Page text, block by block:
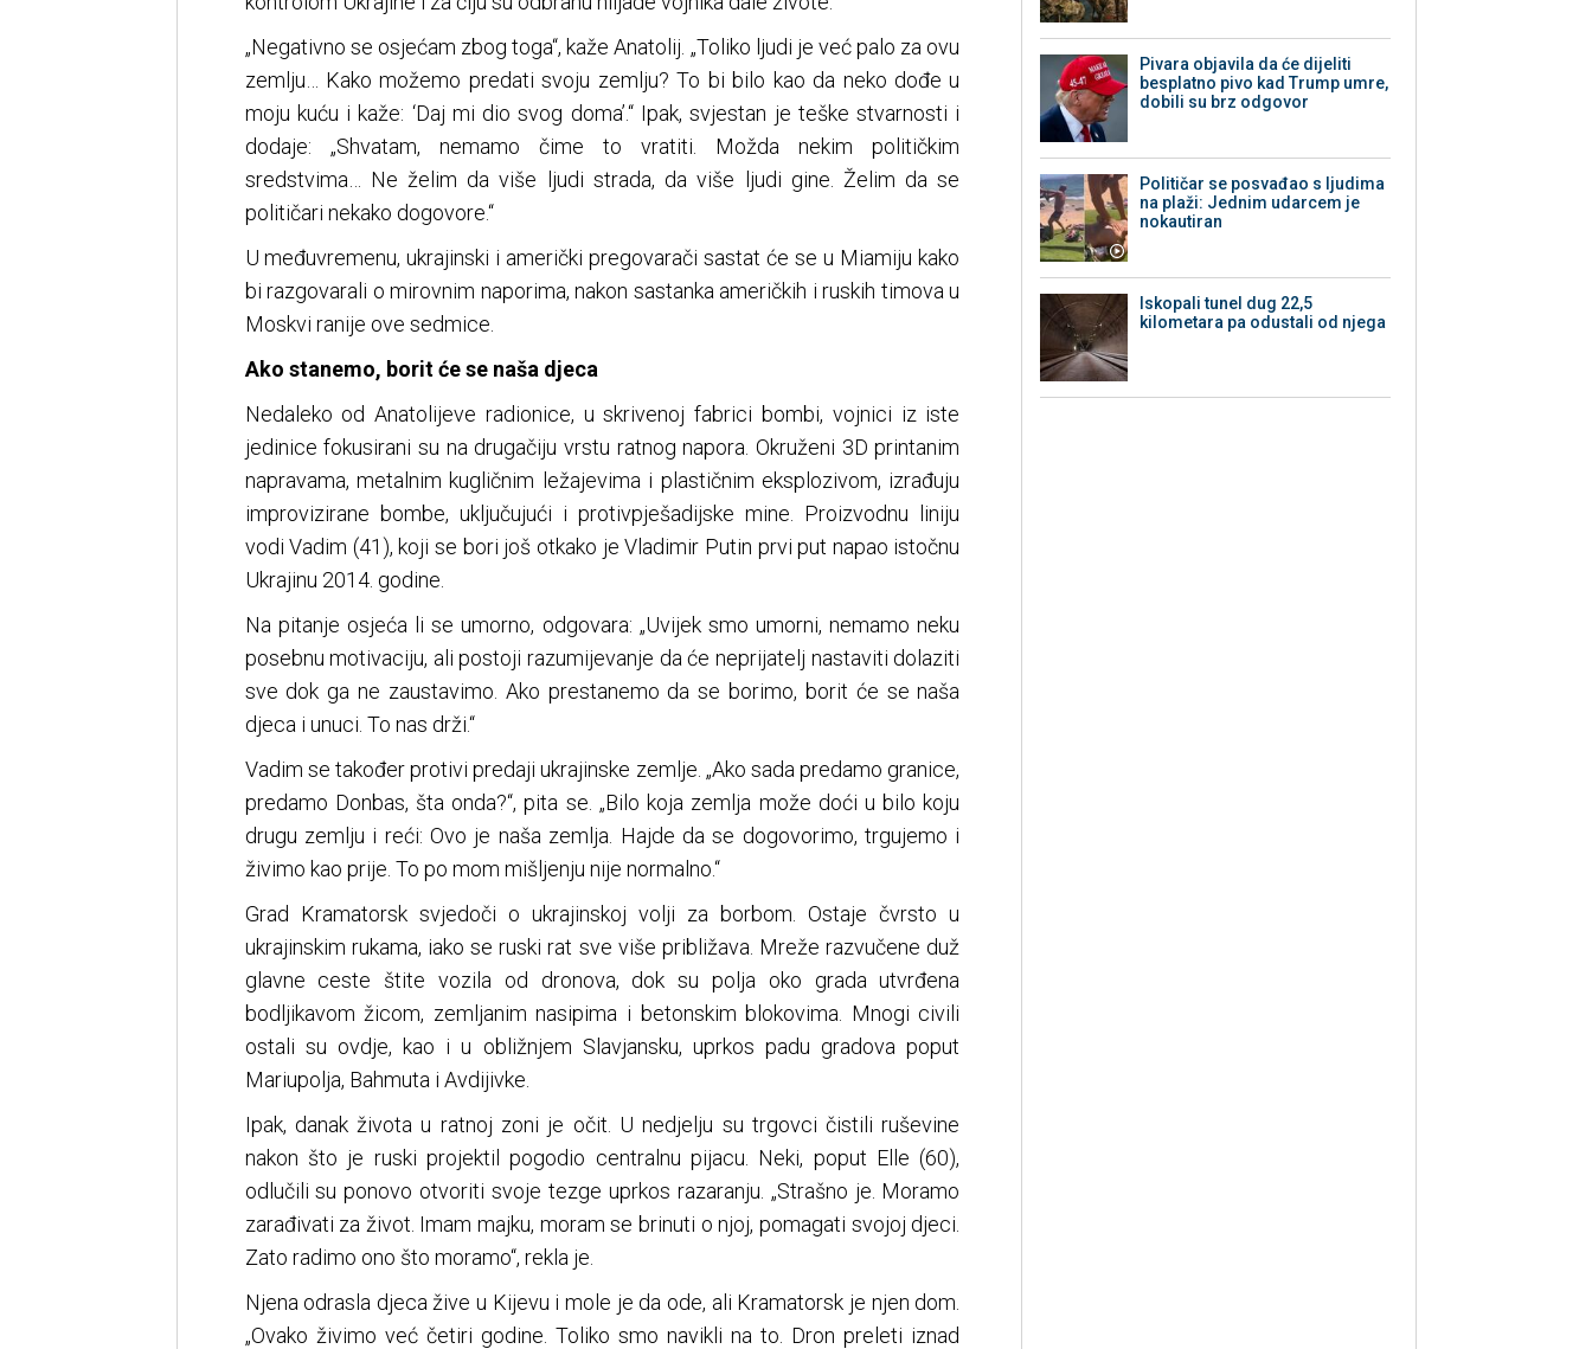
„Negativno se osjećam zbog toga“, kaže Anatolij. „Toliko ljudi je već palo za ovu
zemlju… Kako možemo predati svoju zemlju? To bi bilo kao da neko dođe u
moju kuću i kaže: ‘Daj mi dio svog doma’.“ Ipak, svjestan je teške stvarnosti i
dodaje: „Shvatam, nemamo čime to vratiti. Možda nekim političkim
sredstvima… Ne želim da više ljudi strada, da više ljudi gine. Želim da se
političari nekako dogovore.“
U međuvremenu, ukrajinski i američki pregovarači sastat će se u Miamiju kako
bi razgovarali o mirovnim naporima, nakon sastanka američkih i ruskih timova u
Moskvi ranije ove sedmice.
Ako stanemo, borit će se naša djeca
Nedaleko od Anatolijeve radionice, u skrivenoj fabrici bombi, vojnici iz iste
jedinice fokusirani su na drugačiju vrstu ratnog napora. Okruženi 3D printanim
napravama, metalnim kugličnim ležajevima i plastičnim eksplozivom, izrađuju
improvizirane bombe, uključujući i protivpješadijske mine. Proizvodnu liniju
vodi Vadim (41), koji se bori još otkako je Vladimir Putin prvi put napao istočnu
Ukrajinu 2014. godine.
Na pitanje osjeća li se umorno, odgovara: „Uvijek smo umorni, nemamo neku
posebnu motivaciju, ali postoji razumijevanje da će neprijatelj nastaviti dolaziti
sve dok ga ne zaustavimo. Ako prestanemo da se borimo, borit će se naša
djeca i unuci. To nas drži.“
Vadim se također protivi predaji ukrajinske zemlje. „Ako sada predamo granice,
predamo Donbas, šta onda?“, pita se. „Bilo koja zemlja može doći u bilo koju
drugu zemlju i reći: Ovo je naša zemlja. Hajde da se dogovorimo, trgujemo i
živimo kao prije. To po mom mišljenju nije normalno.“
Grad Kramatorsk svjedoči o ukrajinskoj volji za borbom. Ostaje čvrsto u
ukrajinskim rukama, iako se ruski rat sve više približava. Mreže razvučene duž
glavne ceste štite vozila od dronova, dok su polja oko grada utvrđena
bodljikavom žicom, zemljanim nasipima i betonskim blokovima. Mnogi civili
ostali su ovdje, kao i u obližnjem Slavjansku, uprkos padu gradova poput
Mariupolja, Bahmuta i Avdijivke.
Ipak, danak života u ratnoj zoni je očit. U nedjelju su trgovci čistili ruševine
nakon što je ruski projektil pogodio centralnu pijacu. Neki, poput Elle (60),
odlučili su ponovo otvoriti svoje tezge uprkos razaranju. „Strašno je. Moramo
zarađivati za život. Imam majku, moram se brinuti o njoj, pomagati svojoj djeci.
Zato radimo ono što moramo“, rekla je.
Njena odrasla djeca žive u Kijevu i mole je da ode, ali Kramatorsk je njen dom.
„Ovako živimo već četiri godine. Toliko smo navikli na to. Dron preleti iznad
Pivara objavila da će dijeliti
besplatno pivo kad Trump umre,
dobili su brz odgovor
Političar se posvađao s ljudima
na plaži: Jednim udarcem je
nokautiran
Iskopali tunel dug 22,5
kilometara pa odustali od njega